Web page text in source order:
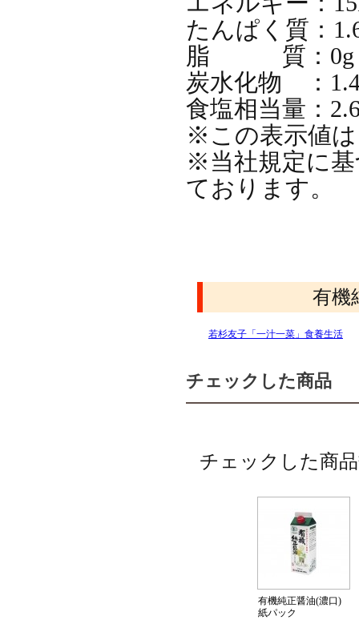
たんぱく質：
脂 質：0g
炭水化物 ：
食塩相当量：
※この表示値
※当社規定に基
ております。
有機
若杉友子「一汁一菜」食養生活
チェックした商品
チェックした商
有機純正醤油(濃口)
紙パック